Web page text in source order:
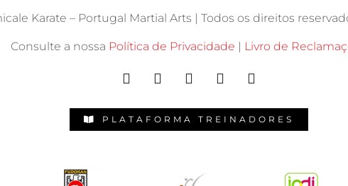
Karate – Portugal Martial Arts | Todos os direitos
Consulte a nossa Política de Privacidade Livro de
PLATAFORMA TREINADORES